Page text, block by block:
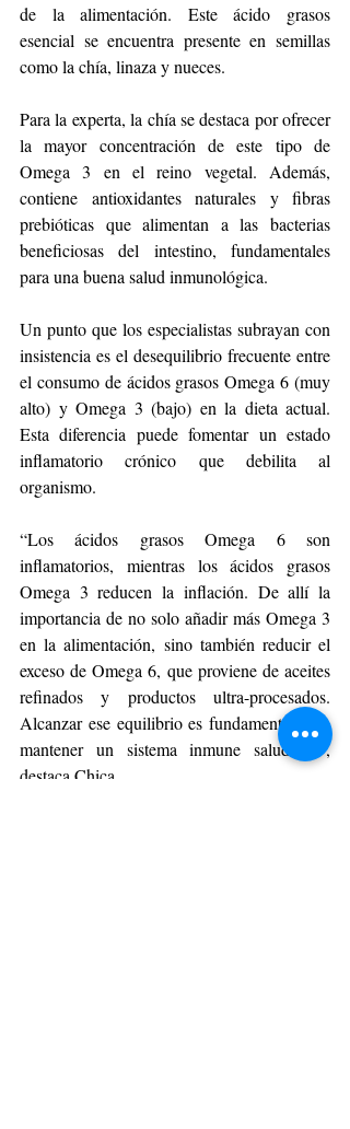
de la alimentación. Este ácido grasos
esencial se encuentra presente en semillas
como la chía, linaza y nueces.
Para la experta, la chía se destaca por ofrecer
la mayor concentración de este tipo de
Omega 3 en el reino vegetal. Además,
contiene antioxidantes naturales y fibras
prebióticas que alimentan a las bacterias
beneficiosas del intestino, fundamentales
para una buena salud inmunológica.
Un punto que los especialistas subrayan con
insistencia es el desequilibrio frecuente entre
el consumo de ácidos grasos Omega 6 (muy
alto) y Omega 3 (bajo) en la dieta actual.
Esta diferencia puede fomentar un estado
inflamatorio crónico que debilita al
organismo.
“Los ácidos grasos Omega 6 son
inflamatorios, mientras los ácidos grasos
Omega 3 reducen la inflación. De allí la
importancia de no solo añadir más Omega 3
en la alimentación, sino también reducir el
exceso de Omega 6, que proviene de aceites
refinados y productos ultra-procesados.
Alcanzar ese equilibrio es fundamental para
mantener un sistema inmune saludable”,
destaca Chica.